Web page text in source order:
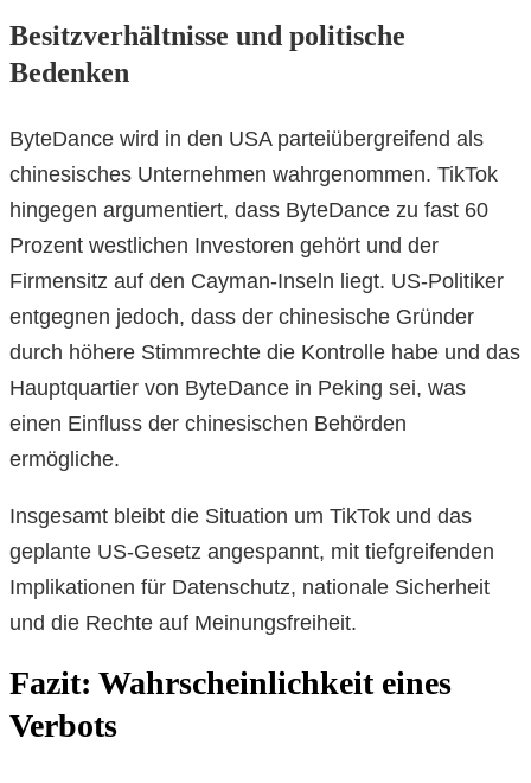
Besitzverhältnisse und politische
Bedenken
ByteDance wird in den USA parteiübergreifend als
chinesisches Unternehmen wahrgenommen. TikTok
hingegen argumentiert, dass ByteDance zu fast 60
Prozent westlichen Investoren gehört und der
Firmensitz auf den Cayman-Inseln liegt. US-Politiker
entgegnen jedoch, dass der chinesische Gründer
durch höhere Stimmrechte die Kontrolle habe und das
Hauptquartier von ByteDance in Peking sei, was
einen Einfluss der chinesischen Behörden
ermögliche.
Insgesamt bleibt die Situation um TikTok und das
geplante US-Gesetz angespannt, mit tiefgreifenden
Implikationen für Datenschutz, nationale Sicherheit
und die Rechte auf Meinungsfreiheit.
Fazit: Wahrscheinlichkeit eines
Verbots